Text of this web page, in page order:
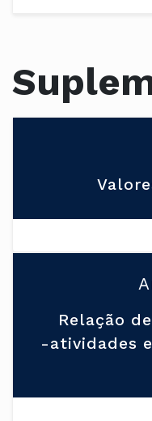
Relação
-atividades